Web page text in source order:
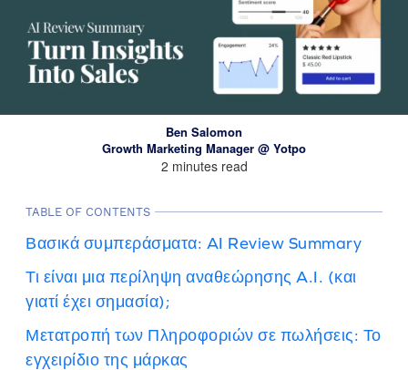
Ben Salomon
Growth Marketing Manager @ Yotpo
2 minutes read
TABLE OF CONTENTS
Βασικά συμπεράσματα: AI Review Summary
Τι είναι μια περίληψη αναθεώρησης A.I. (και
γιατί έχει σημασία);
Μετατροπή των Πληροφοριών σε πωλήσεις: Το
εγχειρίδιο της μάρκας